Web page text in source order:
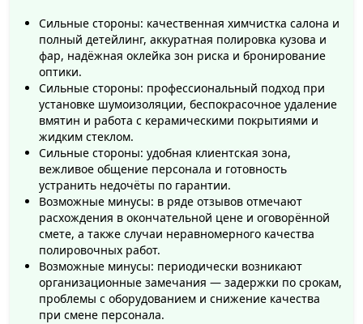
Сильные стороны: качественная химчистка салона и
полный детейлинг, аккуратная полировка кузова и
фар, надёжная оклейка зон риска и бронирование
оптики.
Сильные стороны: профессиональный подход при
установке шумоизоляции, беспокрасочное удаление
вмятин и работа с керамическими покрытиями и
жидким стеклом.
Сильные стороны: удобная клиентская зона,
вежливое общение персонала и готовность
устранить недочёты по гарантии.
Возможные минусы: в ряде отзывов отмечают
расхождения в окончательной цене и оговорённой
смете, а также случаи неравномерного качества
полировочных работ.
Возможные минусы: периодически возникают
организационные замечания — задержки по срокам,
проблемы с оборудованием и снижение качества
при смене персонала.